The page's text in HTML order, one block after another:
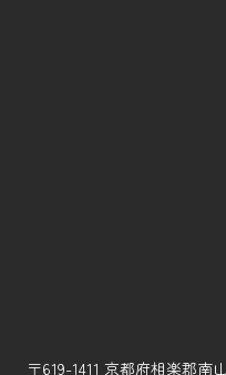
〒619-1411 京都府相楽郡